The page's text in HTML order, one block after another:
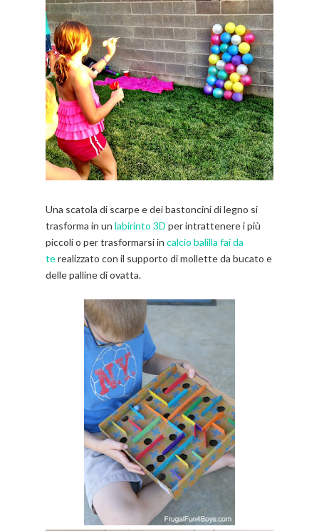
Una scatola di scarpe e dei bastoncini di legno si
trasforma in un labirinto 3D per intrattenere i più
piccoli o per trasformarsi in calcio balilla fai da
terealizzato con il supporto di mollette da bucato e
delle palline di ovatta.